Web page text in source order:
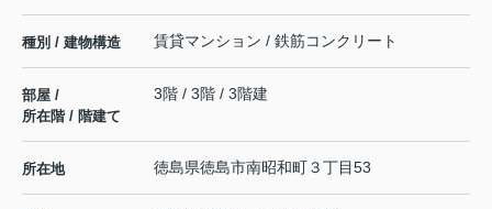
種別 / 建物構造 賃貸マンション / 鉄筋コンクリート
部屋 /
所在階 / 階建て
3階 / 3階 / 3階建
所在地 徳島県徳島市南昭和町３丁目53